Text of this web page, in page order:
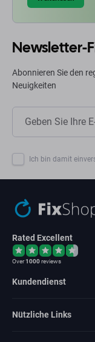
Newsletter-
Abonnieren Sie den
Neuigkeiten
Ich bin damit
Rated Excellent
Over1000reviews
Kundendienst
Nützliche Links